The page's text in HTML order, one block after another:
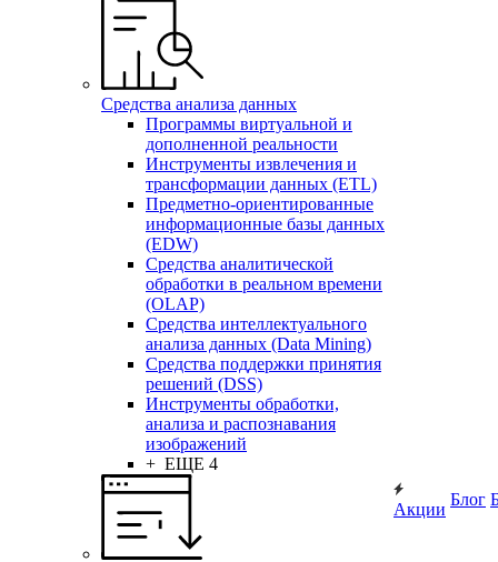
Средства анализа данных
Программы виртуальной и
дополненной реальности
Инструменты извлечения и
трансформации данных (ETL)
Предметно-ориентированные
информационные базы данных
(EDW)
Средства аналитической
обработки в реальном времени
(OLAP)
Средства интеллектуального
анализа данных (Data Mining)
Средства поддержки принятия
решений (DSS)
Инструменты обработки,
анализа и распознавания
изображений
+ ЕЩЕ 4
Акции
Блог